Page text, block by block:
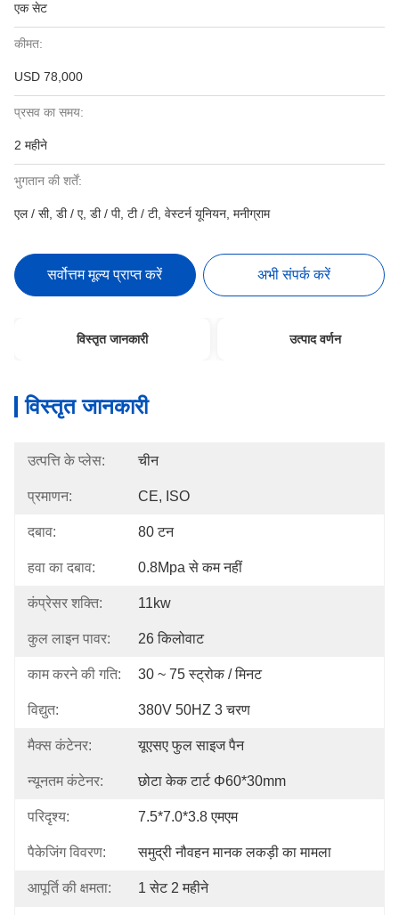
एक सेट
कीमत:
USD 78,000
प्रसव का समय:
2 महीने
भुगतान की शर्तें:
एल / सी, डी / ए, डी / पी, टी / टी, वेस्टर्न यूनियन, मनीग्राम
सर्वोत्तम मूल्य प्राप्त करें अभी संपर्क करें
विस्तृत जानकारी उत्पाद वर्णन
विस्तृत जानकारी
उत्पत्ति के प्लेस: चीन
प्रमाणन: CE, ISO
दबाव: 80 टन
हवा का दबाव: 0.8Mpa से कम नहीं
कंप्रेसर शक्ति: 11kw
कुल लाइन पावर: 26 किलोवाट
काम करने की गति: 30 ~ 75 स्ट्रोक / मिनट
विद्युत: 380V 50HZ 3 चरण
मैक्स कंटेनर: यूएसए फुल साइज पैन
न्यूनतम कंटेनर: छोटा केक टार्ट Φ60*30mm
परिदृश्य: 7.5*7.0*3.8 एमएम
पैकेजिंग विवरण: समुद्री नौवहन मानक लकड़ी का मामला
आपूर्ति की क्षमता: 1 सेट 2 महीने